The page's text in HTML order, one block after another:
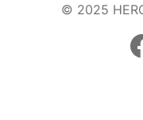
© 2025